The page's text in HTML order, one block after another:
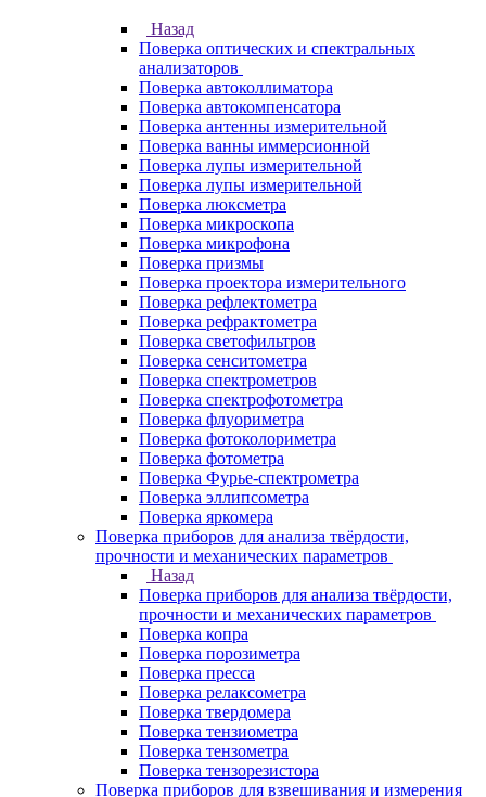
Назад
Поверка оптических и спектральных
анализаторов
Поверка автоколлиматора
Поверка автокомпенсатора
Поверка антенны измерительной
Поверка ванны иммерсионной
Поверка лупы измерительной
Поверка лупы измерительной
Поверка люксметра
Поверка микроскопа
Поверка микрофона
Поверка призмы
Поверка проектора измерительного
Поверка рефлектометра
Поверка рефрактометра
Поверка светофильтров
Поверка сенситометра
Поверка спектрометров
Поверка спектрофотометра
Поверка флуориметра
Поверка фотоколориметра
Поверка фотометра
Поверка Фурье-спектрометра
Поверка эллипсометра
Поверка яркомера
Поверка приборов для анализа твёрдости,
прочности и механических параметров
Назад
Поверка приборов для анализа твёрдости,
прочности и механических параметров
Поверка копра
Поверка порозиметра
Поверка пресса
Поверка релаксометра
Поверка твердомера
Поверка тензиометра
Поверка тензометра
Поверка тензорезистора
Поверка приборов для взвешивания и измерения